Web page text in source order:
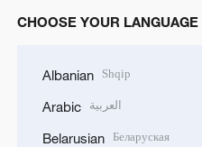
CHOOSE YOUR LANGUAGE
Albanian Shqip
Arabic العربية
Belarusian Беларуская